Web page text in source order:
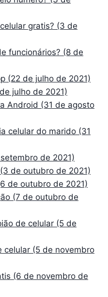
gratis? (3 de
funcionários? (8 de
(22 de julho de 2021)
julho de 2021)
Android (31 de agosto
celular do marido (31
de 2021)
de outubro de 2021)
de outubro de 2021)
(7 de outubro de
de celular (5 de
celular (5 de novembro
(6 de novembro de